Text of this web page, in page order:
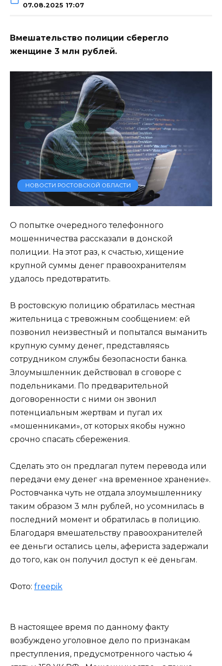
07.08.2025 17:07
Вмешательство полиции сберегло
женщине 3 млн рублей.
НОВОСТИ РОСТОВСКОЙ ОБЛАСТИ
О попытке очередного телефонного
мошенничества рассказали в донской
полиции. На этот раз, к счастью, хищение
крупной суммы денег правоохранителям
удалось предотвратить.
В ростовскую полицию обратилась местная
жительница с тревожным сообщением: ей
позвонил неизвестный и попытался выманить
крупную сумму денег, представляясь
сотрудником службы безопасности банка.
Злоумышленник действовал в сговоре с
подельниками. По предварительной
договоренности с ними он звонил
потенциальным жертвам и пугал их
«мошенниками», от которых якобы нужно
срочно спасать сбережения.
Сделать это он предлагал путем перевода или
передачи ему денег «на временное хранение».
Ростовчанка чуть не отдала злоумышленнику
таким образом 3 млн рублей, но усомнилась в
последний момент и обратилась в полицию.
Благодаря вмешательству правоохранителей
ее деньги остались целы, афериста задержали
до того, как он получил доступ к её деньгам.
Фото: freepik
В настоящее время по данному факту
возбуждено уголовное дело по признакам
преступления, предусмотренного частью 4